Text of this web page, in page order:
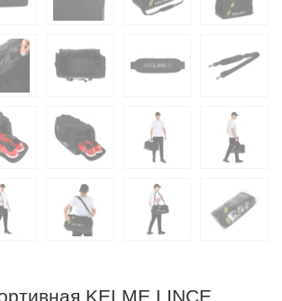
KELME LINCE